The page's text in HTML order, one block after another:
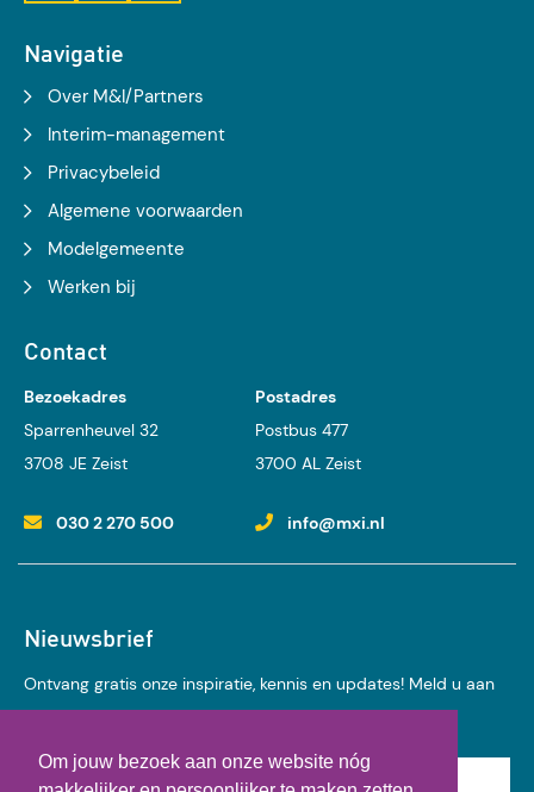
Om jouw bezoek aan onze website nóg
Navigatie
Over M&I/Partners
Interim-management
Privacybeleid
Algemene voorwaarden
Modelgemeente
Werken bij
Contact
Bezoekadres
Sparrenheuvel 32
3708 JE Zeist
Postadres
Postbus 477
3700 AL Zeist
030 2 270 500 info@mxi.nl
Nieuwsbrief
Ontvang gratis onze inspiratie, kennis en updates! Meld u aan
voor onze nieuwsbrief:
Achternaam